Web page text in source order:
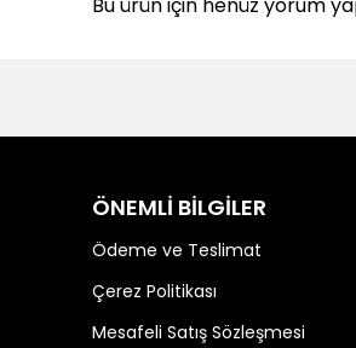
ÖNEMLİ BİLGİLER
Ödeme ve Teslimat
Çerez Politikası
Mesafeli Satış Sözleşmesi